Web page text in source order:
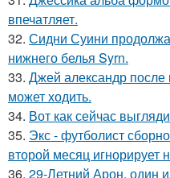
впечатляет.
32. Сидни Суини
нижнего белья Syrn.
33. Джей александр после
может ходить.
34. Вот как сейчас
35. Экс - футболист
второй месяц игнорирует
36. 29-Летний Арон, один